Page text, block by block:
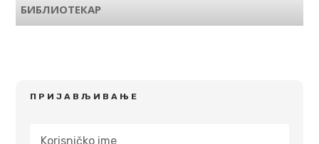
БИБЛИОТЕКАР
ПРИЈАВЉИВАЊЕ